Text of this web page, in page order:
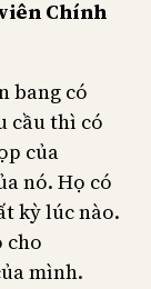
Chính
bang có
cầu thì có
của
nó. Họ có
kỳ lúc nào.
cho
mình.